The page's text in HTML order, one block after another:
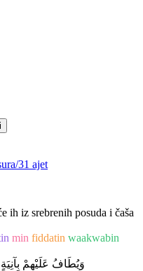
/31 ajet
ih iz srebrenih posuda i čaša
min fiddatin waakwabin
وَيُطَافُ عَلَيْهِمْ